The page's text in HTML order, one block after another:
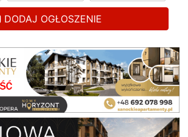
DODAJ OGŁOSZENIE